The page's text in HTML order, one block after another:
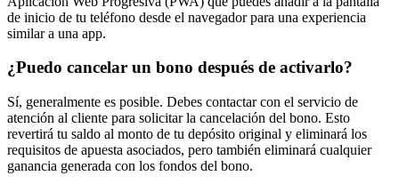
de inicio de tu teléfono desde el navegador para una experiencia
similar a una app.
¿Puedo cancelar un bono después de activarlo?
Sí, generalmente es posible. Debes contactar con el servicio de
atención al cliente para solicitar la cancelación del bono. Esto
revertirá tu saldo al monto de tu depósito original y eliminará los
requisitos de apuesta asociados, pero también eliminará cualquier
ganancia generada con los fondos del bono.